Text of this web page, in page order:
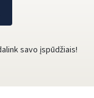
savo įspūdžiais!